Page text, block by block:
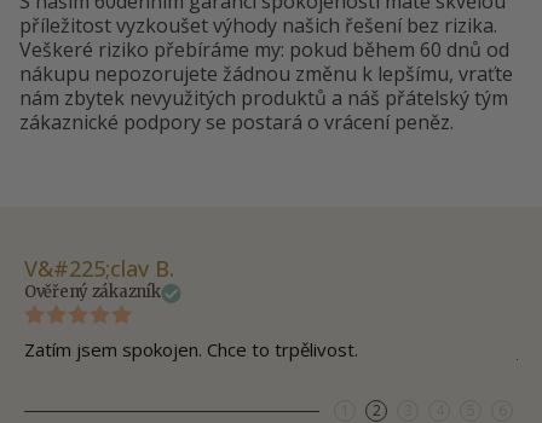
příležitost vyzkoušet výhody našich řešení bez rizika.
Veškeré riziko přebíráme my: pokud během 60 dnů od
nákupu nepozorujete žádnou změnu k lepšímu, vraťte
nám zbytek nevyužitých produktů a náš přátelský tým
zákaznické podpory se postará o vrácení peněz.
V&#225;clav B.
Ověřený zákazník
Zatím jsem spokojen. Chce to trpělivost.
2